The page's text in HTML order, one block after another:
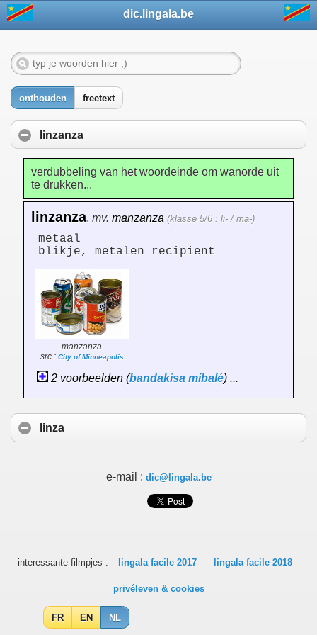
dic.lingala.be
onthouden freetext
linzanza
verdubbeling van het woordeinde om wanorde uit
te drukken...
linzanza, mv. manzanza (klasse 5/6 : li- / ma-)
metaal
blikje, metalen recipient
manzanza
src : City of Minneapolis
2 voorbeelden (bandakisa míbalé) ...
linza
e-mail : dic@lingala.be
interessante filmpjes : lingala facile 2017 lingala facile 2018
privéleven & cookies
FR EN NL